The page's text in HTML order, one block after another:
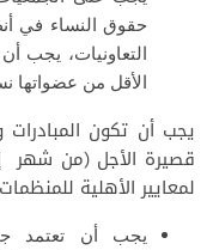
حقوق النساء في
الأقل من عضواتها
يجب أن تكون المبادرات
لمعايير الأهلية
يجب أن تعتمد